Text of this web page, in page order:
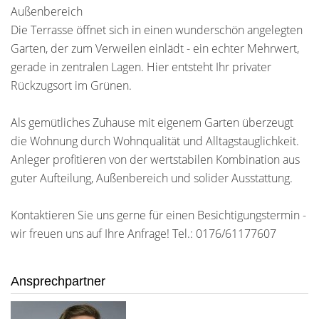
Außenbereich
Die Terrasse öffnet sich in einen wunderschön angelegten
Garten, der zum Verweilen einlädt - ein echter Mehrwert,
gerade in zentralen Lagen. Hier entsteht Ihr privater
Rückzugsort im Grünen.
Als gemütliches Zuhause mit eigenem Garten überzeugt
die Wohnung durch Wohnqualität und Alltagstauglichkeit.
Anleger profitieren von der wertstabilen Kombination aus
guter Aufteilung, Außenbereich und solider Ausstattung.
Kontaktieren Sie uns gerne für einen Besichtigungstermin -
wir freuen uns auf Ihre Anfrage! Tel.: 0176/61177607
Ansprechpartner